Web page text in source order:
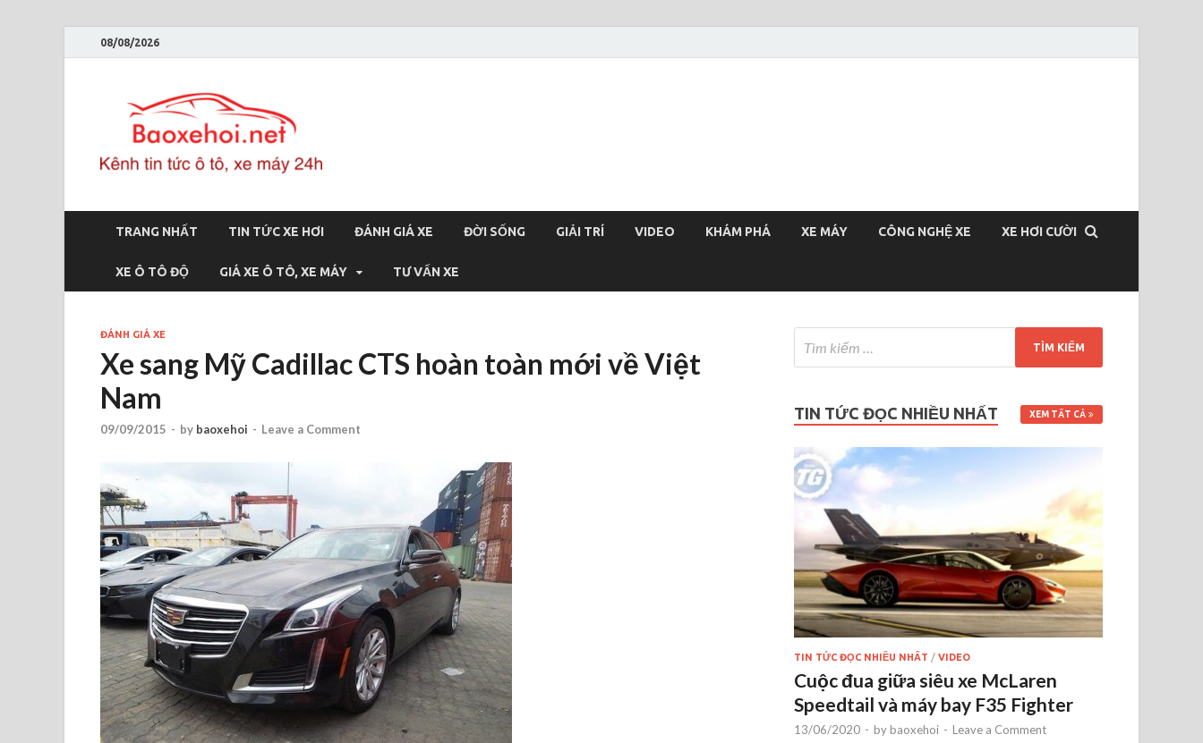
08/08/2026
TRANG NHẤT TIN TỨC XE HƠI ĐÁNH GIÁ XE ĐỜI SỐNG GIẢI TRÍ VIDEO KHÁM PHÁ XE MÁY CÔNG NGHỆ XE XE HƠI CƯỜI
XE Ô TÔ ĐỘ GIÁ XE Ô TÔ, XE MÁY TƯ VẤN XE
ĐÁNH GIÁ XE
Xe sang Mỹ Cadillac CTS hoàn toàn mới về Việt
Nam
09/09/2015 - by baoxehoi - Leave a Comment
TIN TỨC ĐỌC NHIỀU NHẤT XEM TẤT CẢ
TIN TỨC ĐỌC NHIỀU NHẤT /VIDEO
Cuộc đua giữa siêu xe McLaren
Speedtail và máy bay F35 Fighter
13/06/2020 - by baoxehoi - Leave a Comment